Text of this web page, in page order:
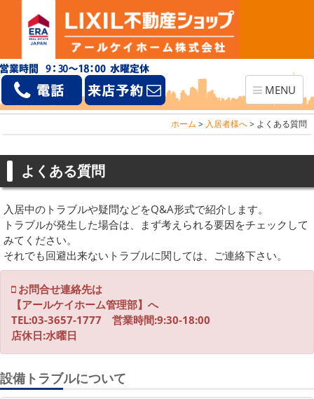
Toggle
navigation
MENU
ホーム > 入居者様へ> よくある質問
よくある質問
入居中のトラブルや疑問などをQ&A形式で紹介します。
トラブルが発生した場合は、まず考えられる要因をチェックして
みてください。
それでも回避出来ないトラブルに関しては、ご連絡下さい。
お問合せ連絡先は
【アールケイホーム管理部】へ
TEL:03-3657-1777 営業時間:9:30-18:00
店休日:水曜日
設備トラブルについて